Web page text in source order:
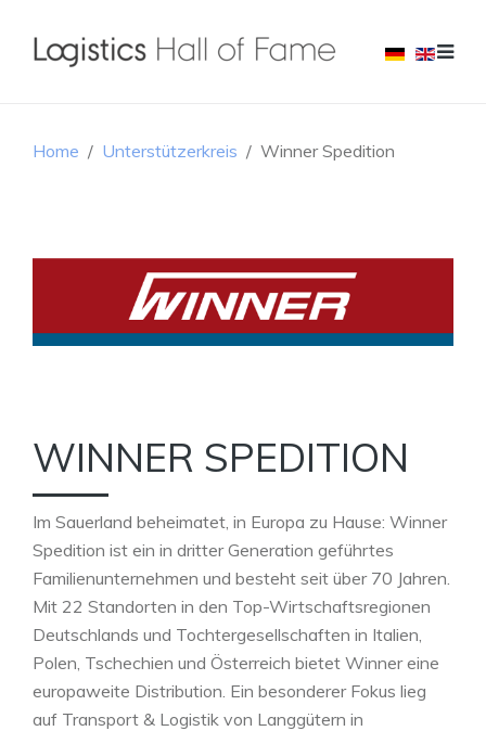
Home Unterstützerkreis Winner Spedition
WINNER SPEDITION
Im Sauerland beheimatet, in Europa zu Hause: Winner
Spedition ist ein in dritter Generation geführtes
Familienunternehmen und besteht seit über 70 Jahren.
Mit 22 Standorten in den Top-Wirtschaftsregionen
Deutschlands und Tochtergesellschaften in Italien,
Polen, Tschechien und Österreich bietet Winner eine
europaweite Distribution. Ein besonderer Fokus lieg
auf Transport & Logistik von Langgütern in